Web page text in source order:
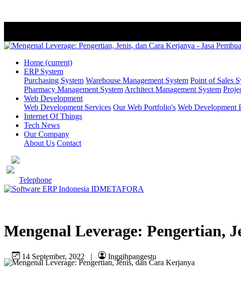
Home (current)
ERP System
Purchasing System Warehouse Management System Point of Sales
Pharmacy Management System Architect Management System
Web Development
Web Development Services Our Web Portfolio's Web Development
Internet Of Things
Tech News
Our Company
About Us Contact
Telephone
Mengenal Leverage: Pengertian,
14 September, 2022 | Inggihpangestu